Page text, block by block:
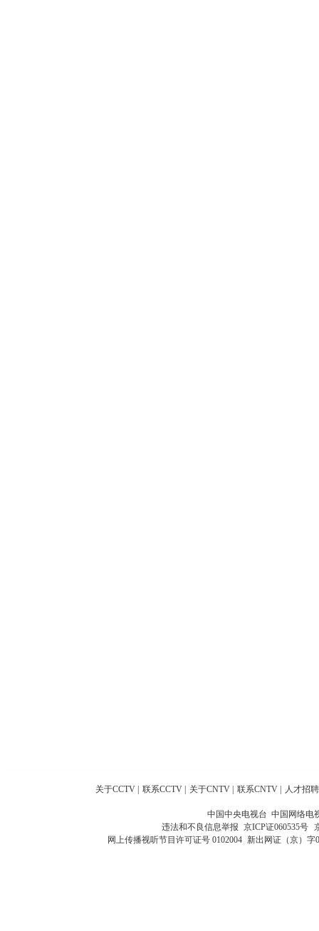
关于CCTV 联系CCTV 关于CNTV 联系CNTV 人才招聘
中国中央电视台 中国网络电
违法和不良信息举报 京ICP证060535号
网上传播视听节目许可证号 0102004 新出网证（京）